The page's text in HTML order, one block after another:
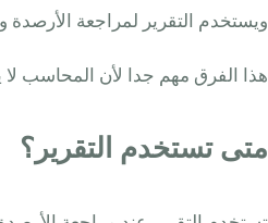
ويستخدم التقرير لمراجعة الأرصدة
هذا الفرق مهم جدا لأن المحاسب لا
متى تستخدم التقرير؟